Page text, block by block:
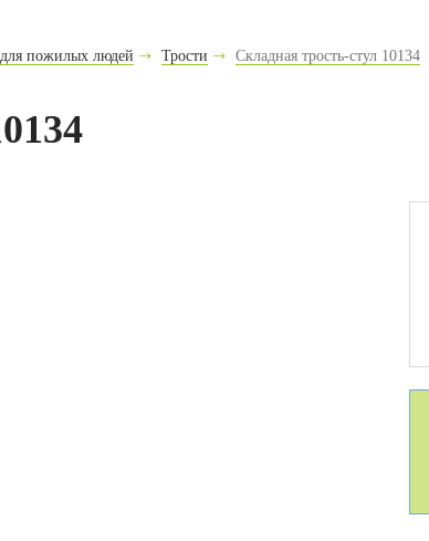
товары
техники
пожилых людей Трости Складная трость-стул 10134